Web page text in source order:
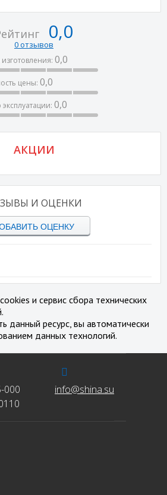
0,0
0 отзывов
изготовления: 0,0
цены: 0,0
эксплуатации: 0,0
АКЦИИ
И ОЦЕНКИ
ОЦЕНКУ
000
info@shina.su
и сервис сбора технических
данный ресурс, вы автоматически
данных технологий.